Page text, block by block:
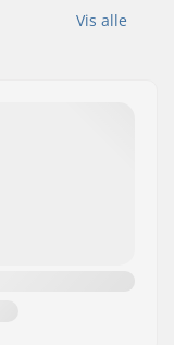
Vis alle